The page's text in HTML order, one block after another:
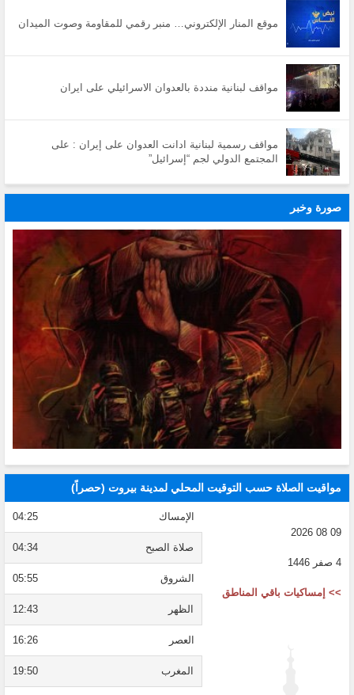
موقع المنار الإلكتروني… منبر رقمي للمقاومة وصوت الميدان
مواقف لبنانية منددة بالعدوان الاسرائيلي على ايران
مواقف رسمية لبنانية ادانت العدوان على إيران : على
المجتمع الدولي لجم “إسرائيل”
صورة وخبر
مواقيت الصلاة حسب التوقيت المحلي لمدينة بيروت (حصراً)
09 08 2026
4 صفر 1446
>> إمساكيات باقي المناطق
الإمساك 04:25
صلاة الصبح 04:34
الشروق 05:55
الظهر 12:43
العصر 16:26
المغرب 19:50